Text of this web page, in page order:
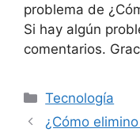
problema de
Si hay algún
comentarios.
Categories
Tecnología
¿Cómo